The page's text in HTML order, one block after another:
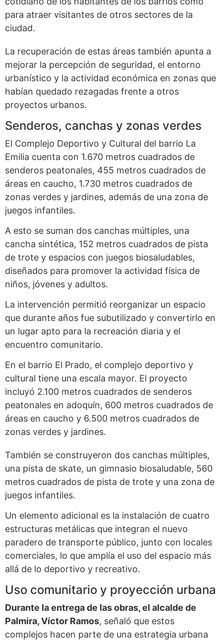
para atraer visitantes de otros sectores de la
ciudad.
La recuperación de estas áreas también apunta a
mejorar la percepción de seguridad, el entorno
urbanístico y la actividad económica en zonas que
habían quedado rezagadas frente a otros
proyectos urbanos.
Senderos, canchas y zonas verdes
El Complejo Deportivo y Cultural del barrio La
Emilia cuenta con 1.670 metros cuadrados de
senderos peatonales, 455 metros cuadrados de
áreas en caucho, 1.730 metros cuadrados de
zonas verdes y jardines, además de una zona de
juegos infantiles.
A esto se suman dos canchas múltiples, una
cancha sintética, 152 metros cuadrados de pista
de trote y espacios con juegos biosaludables,
diseñados para promover la actividad física de
niños, jóvenes y adultos.
La intervención permitió reorganizar un espacio
que durante años fue subutilizado y convertirlo en
un lugar apto para la recreación diaria y el
encuentro comunitario.
En el barrio El Prado, el complejo deportivo y
cultural tiene una escala mayor. El proyecto
incluyó 2.100 metros cuadrados de senderos
peatonales en adoquín, 600 metros cuadrados de
áreas en caucho y 6.500 metros cuadrados de
zonas verdes y jardines.
También se construyeron dos canchas múltiples,
una pista de skate, un gimnasio biosaludable, 560
metros cuadrados de pista de trote y una zona de
juegos infantiles.
Un elemento adicional es la instalación de cuatro
estructuras metálicas que integran el nuevo
paradero de transporte público, junto con locales
comerciales, lo que amplía el uso del espacio más
allá de lo deportivo y recreativo.
Uso comunitario y proyección urbana
Durante la entrega de las obras, el alcalde de
Palmira, Víctor Ramos, señaló que estos
complejos hacen parte de una estrategia urbana